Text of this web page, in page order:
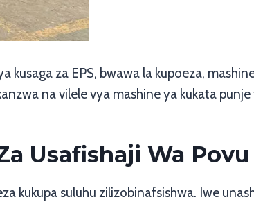
kusaga za EPS, bwawa la kupoeza,
na vilele vya mashine ya kukata punje
Usafishaji Wa Povu
kukupa suluhu zilizobinafsishwa. Iwe